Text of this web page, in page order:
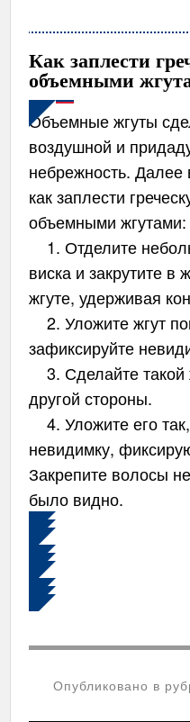
Как заплести
объемными
Объемные жгуты
воздушной и
небрежность. Далее
как заплести
объемными жгутами:
1. Отделите
виска и закрутите в
жгуте, удерживая
2. Уложите жгут
зафиксируйте
3. Сделайте
другой стороны.
4. Уложите его
невидимку,
Закрепите волосы
было видно.
Опубликовано в